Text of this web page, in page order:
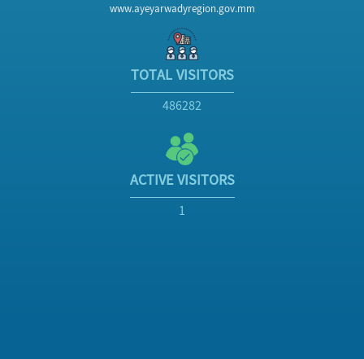
www.ayeyarwadyregion.gov.mm
TOTAL VISITORS
486282
ACTIVE VISITORS
1